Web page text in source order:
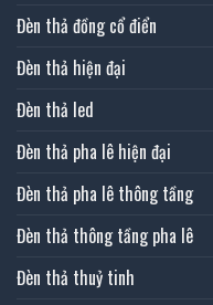
Đèn thả đồng cổ điển
Đèn thả hiện đại
Đèn thả led
Đèn thả pha lê hiện đại
Đèn thả pha lê thông tầng
Đèn thả thông tầng pha lê
Đèn thả thuỷ tinh